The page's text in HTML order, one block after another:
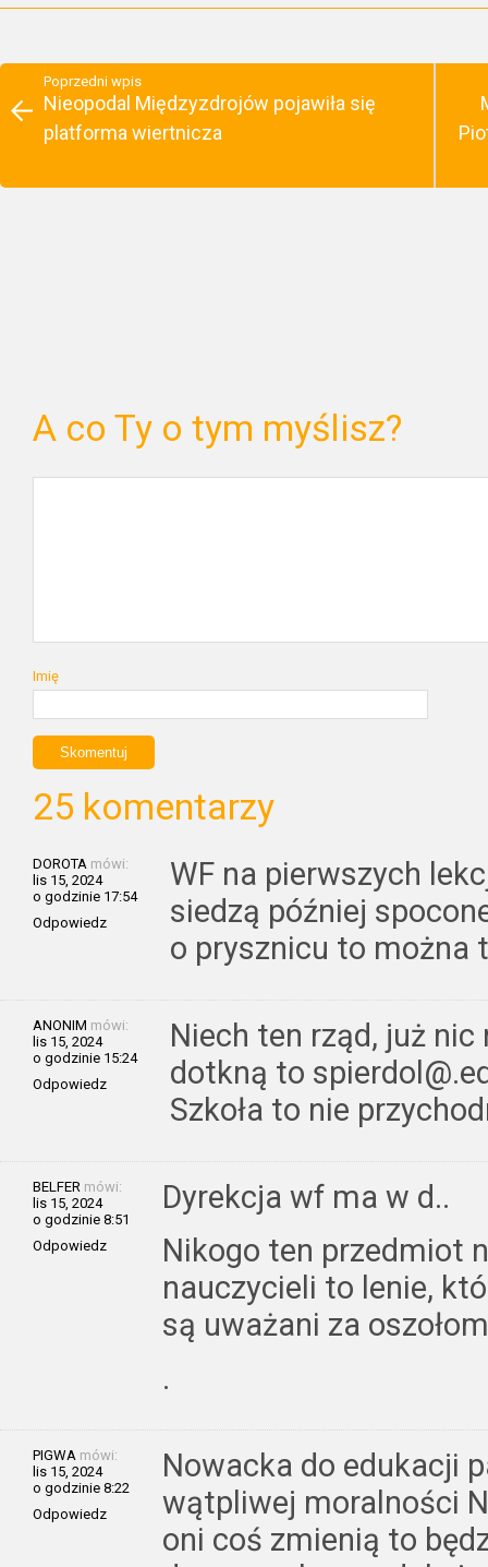
Poprzedni wpis
Nieopodal Międzyzdrojów pojawiła się
platforma wiertnicza
A co Ty o tym myślisz?
Imię
25 komentarzy
DOROTA mówi:
lis 15, 2024
o godzinie 17:54
Odpowiedz
WF na pierwszych
siedzą później
o prysznicu to można
ANONIM mówi:
lis 15, 2024
o godzinie 15:24
Odpowiedz
Niech ten rząd, już nic
dotkną to
Szkoła to nie
BELFER mówi:
lis 15, 2024
o godzinie 8:51
Odpowiedz
Dyrekcja wf ma w d..
Nikogo ten przedmiot
nauczycieli to lenie,
są uważani za
.
PIGWA mówi:
lis 15, 2024
o godzinie 8:22
Odpowiedz
Nowacka do edukacji
wątpliwej moralności
oni coś zmienią to